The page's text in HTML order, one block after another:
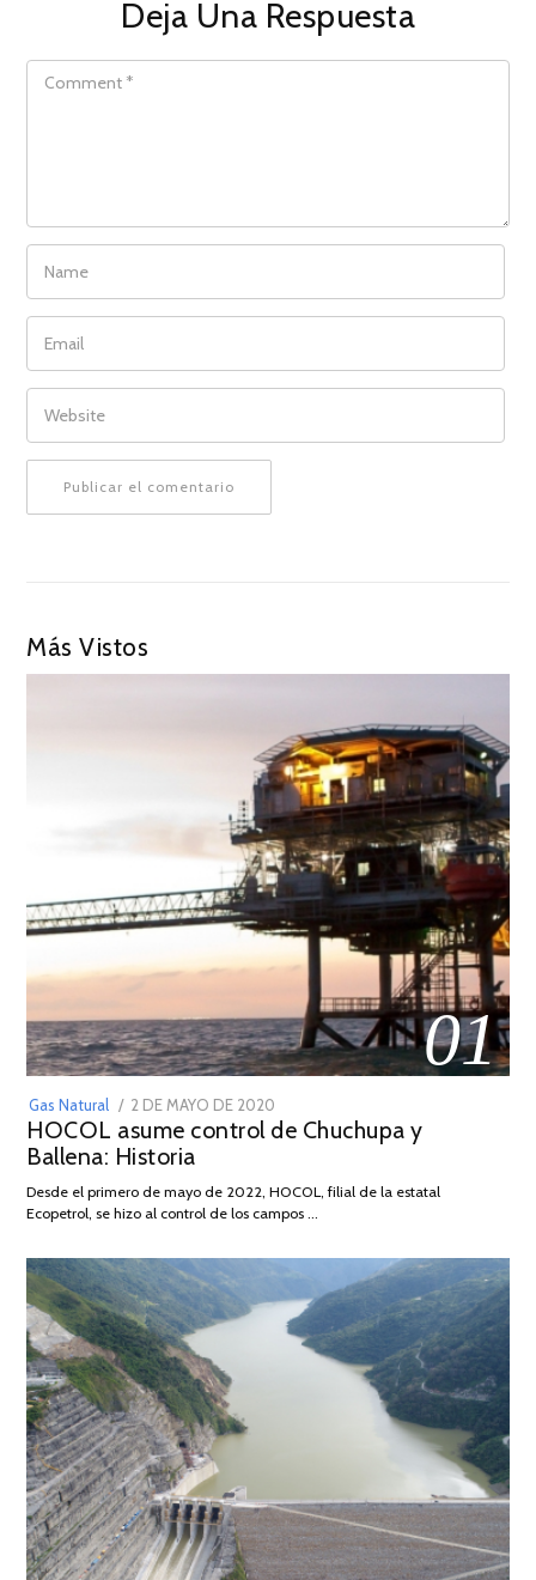
Deja Una Respuesta
COMMENT
NAME
EMAIL
WEBSITE
Más Vistos
01
Gas Natural
POSTED
ON
2 DE MAYO DE 2020
DE
2026
HOCOL asume control de Chuchupa y
Ballena: Historia
Desde el primero de mayo de 2022, HOCOL, filial de la estatal
Ecopetrol, se hizo al control de los campos …